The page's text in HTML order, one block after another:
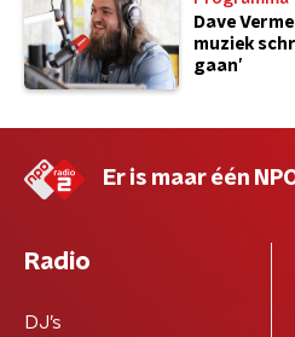
Dave
muziek
gaan’
Er is maar één
Radio
DJ’s